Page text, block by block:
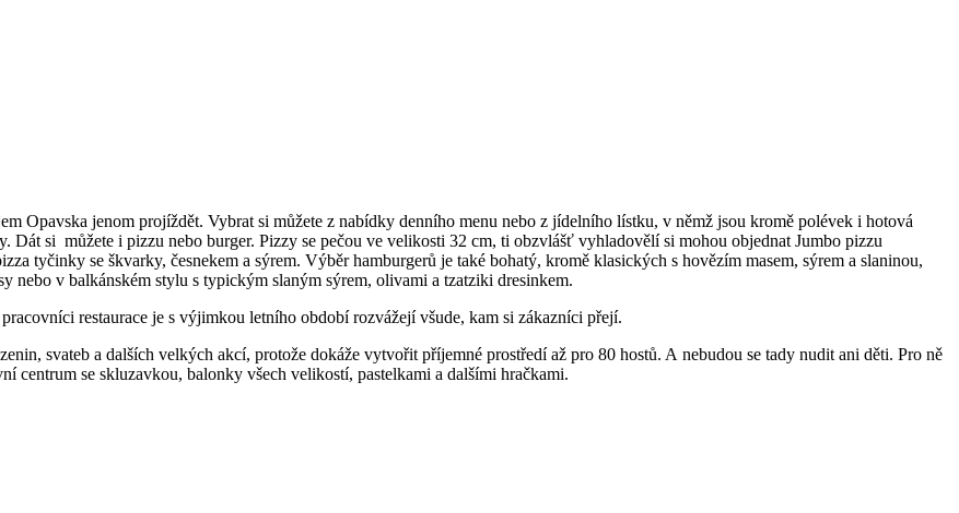
Opavska jenom projíždět. Vybrat si můžete z nabídky denního menu nebo z jídelního lístku, v němž jsou kromě polévek i hotová
Dát si můžete i pizzu nebo burger. Pizzy se pečou ve velikosti 32 cm, ti obzvlášť vyhladovělí si mohou objednat Jumbo pizzu
tyčinky se škvarky, česnekem a sýrem. Výběr hamburgerů je také bohatý, kromě klasických s hovězím masem, sýrem a slaninou,
nebo v balkánském stylu s typickým slaným sýrem, olivami a tzatziki dresinkem.
restaurace je s výjimkou letního období rozvážejí všude, kam si zákazníci přejí.
svateb a dalších velkých akcí, protože dokáže vytvořit příjemné prostředí až pro 80 hostů. A nebudou se tady nudit ani děti. Pro ně
centrum se skluzavkou, balonky všech velikostí, pastelkami a dalšími hračkami.